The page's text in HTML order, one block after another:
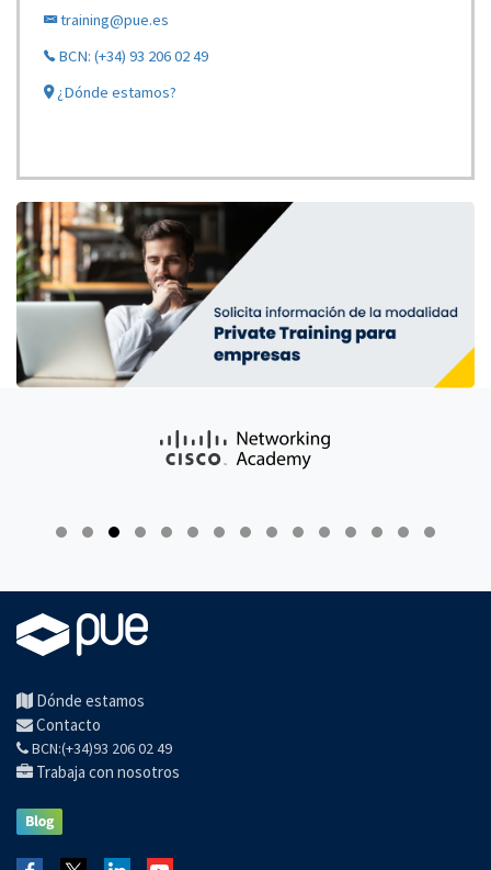
training@pue.es
BCN: (+34) 93 206 02 49
¿Dónde estamos?
Dónde estamos
Contacto
BCN:(+34)93 206 02 49
Trabaja con nosotros